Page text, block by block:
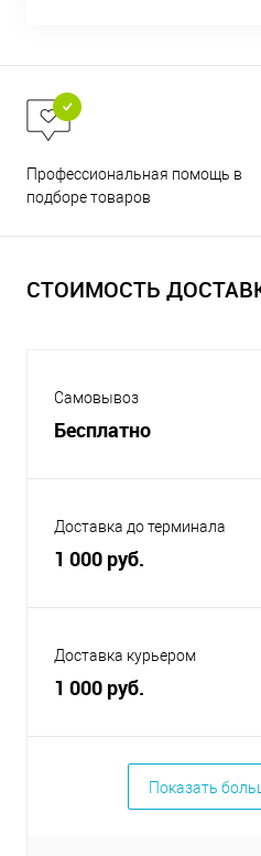
Профессиональная помощь в
подборе товаров
СТОИМОСТЬ
Самовывоз
Бесплатно
Доставка до терминала
1 000 руб.
Доставка курьером
1 000 руб.
Показать